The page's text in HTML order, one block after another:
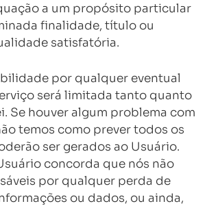
a um propósito particular
finalidade, título ou
satisfatória.
por qualquer eventual
será limitada tanto quanto
Se houver algum problema com
temos como prever todos os
ser gerados ao Usuário.
concorda que nós não
por qualquer perda de
ou dados, ou ainda,